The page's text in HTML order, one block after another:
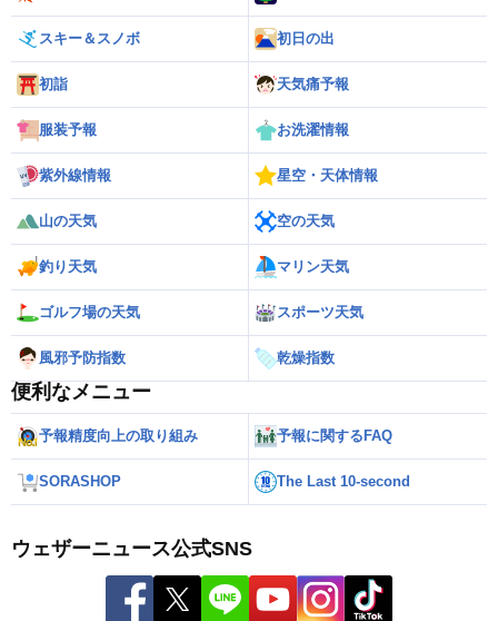
スキー＆スノボ 初日の出
初詣 天気痛予報
服装予報 お洗濯情報
紫外線情報 星空・天体情報
山の天気 空の天気
釣り天気 マリン天気
ゴルフ場の天気 スポーツ天気
風邪予防指数 乾燥指数
便利なメニュー
予報精度向上の取り組み 予報に関するFAQ
SORASHOP The Last 10-second
ウェザーニュース公式SNS